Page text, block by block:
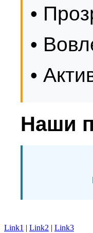
•
•
•
Наши
Link1 | Link2 | Link3